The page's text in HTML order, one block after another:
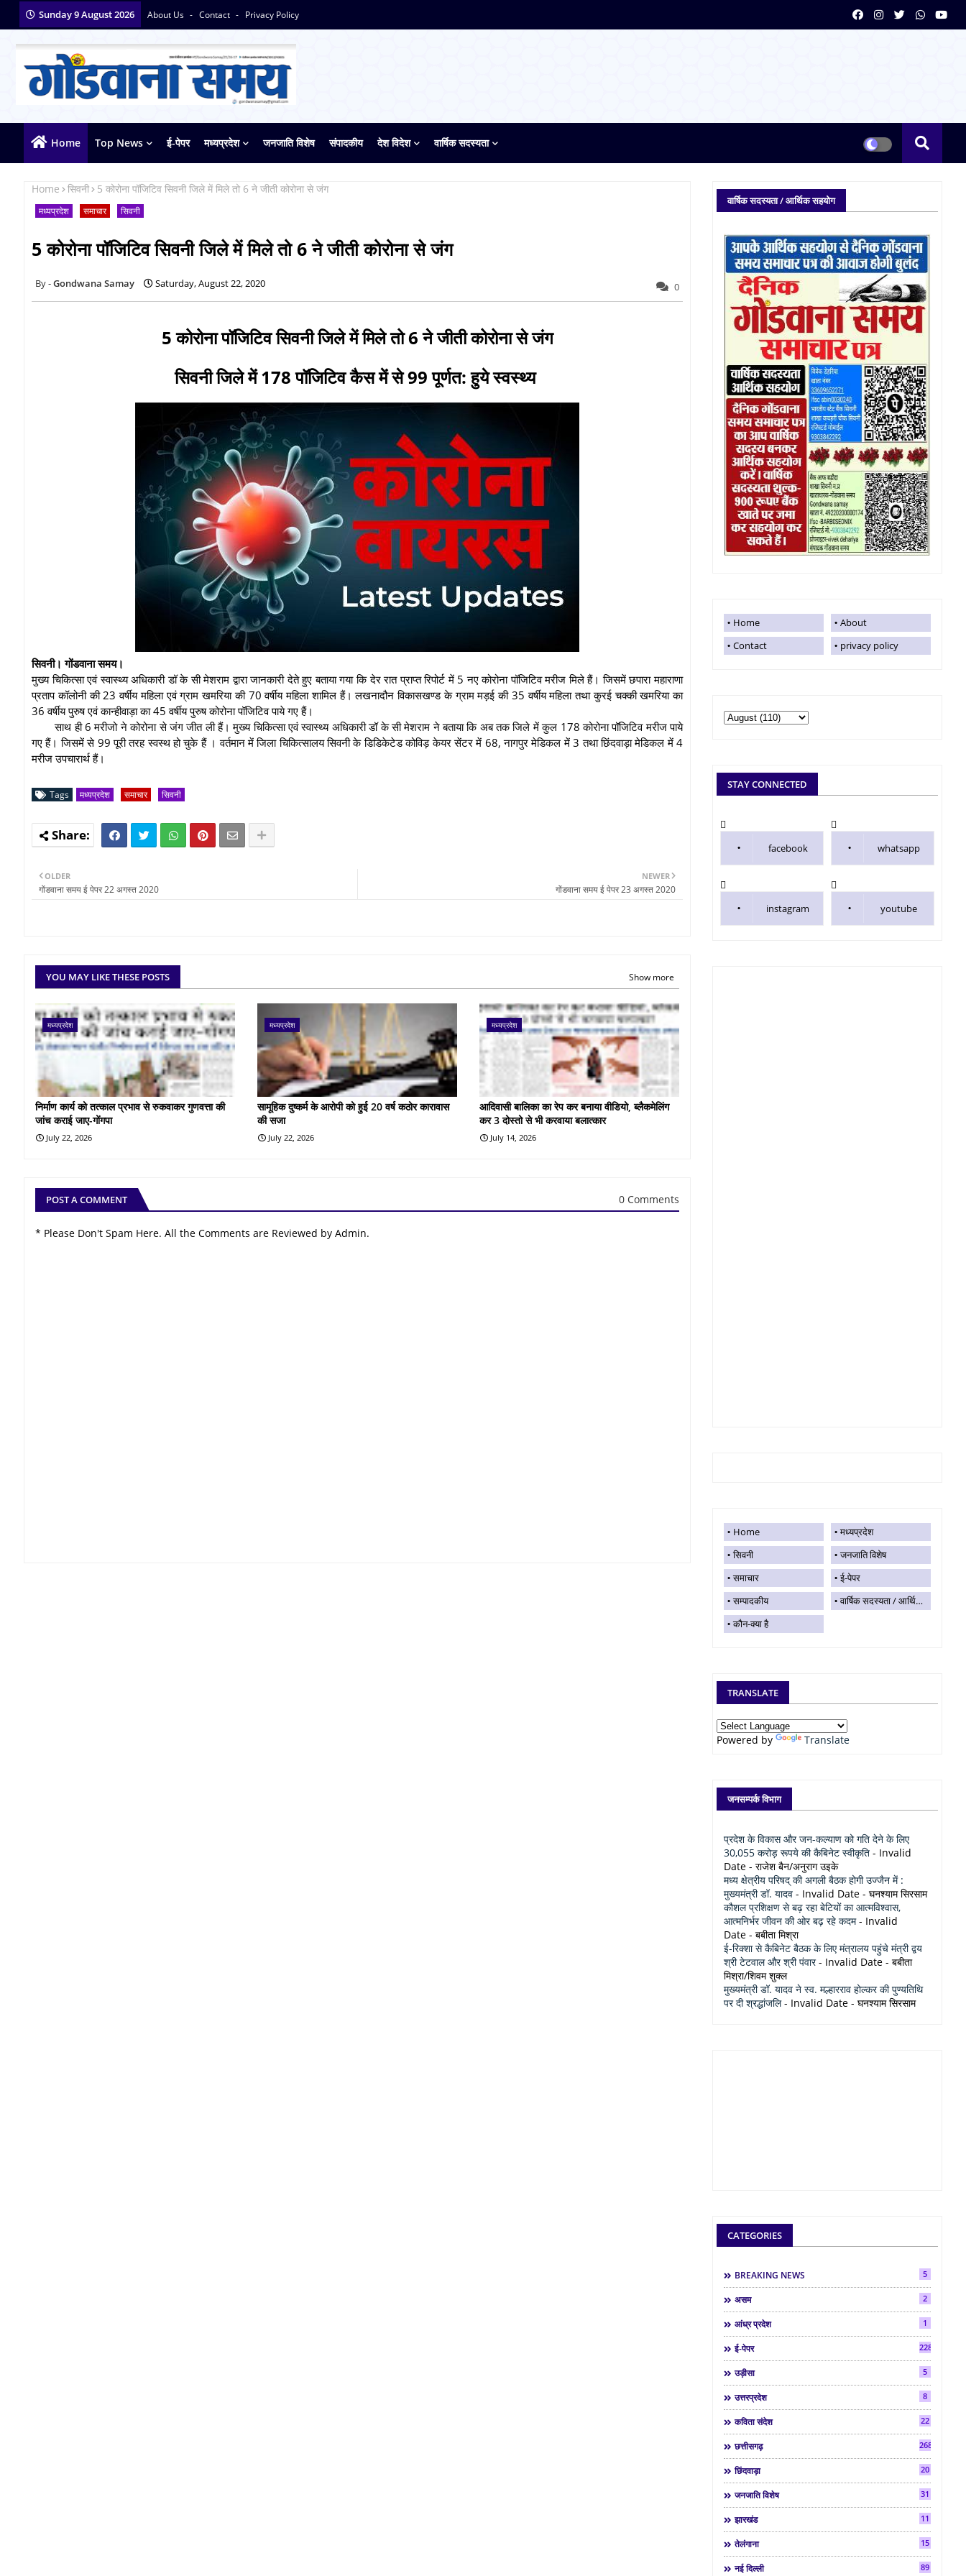
Sunday 9 August 2026 About Us Contact Privacy Policy
Home Top News ई-पेपर मध्यप्रदेश जनजाति विशेष संपादकीय देश विदेश वार्षिक सदस्यता
Home सिवनी 5 कोरोना पॉजिटिव सिवनी जिले में मिले तो 6 ने जीती कोरोना से जंग
मध्यप्रदेश समाचार सिवनी
5 कोरोना पॉजिटिव सिवनी जिले में मिले तो 6 ने जीती कोरोना से जंग
Gondwana Samay Saturday, August 22, 2020 0
5 कोरोना पॉजिटिव सिवनी जिले में मिले तो 6 ने जीती कोरोना से जंग
सिवनी जिले में 178 पॉजिटिव कैस में से 99 पूर्णत: हुये स्वस्थ्य
सिवनी। गोंडवाना समय।
मुख्य चिकित्सा एवं स्वास्थ्य अधिकारी डॉ के सी मेशराम द्वारा जानकारी देते हुए बताया गया कि देर रात प्राप्त रिपोर्ट में 5 नए कोरोना पॉजिटिव मरीज मिले हैं। जिसमें छपारा महाराणा
प्रताप कॉलोनी की 23 वर्षीय महिला एवं ग्राम खमरिया की 70 वर्षीय महिला शामिल हैं। लखनादौन विकासखण्ड के ग्राम मड़ई की 35 वर्षीय महिला तथा कुरई चक्की खमरिया का
36 वर्षीय पुरुष एवं कान्हीवाड़ा का 45 वर्षीय पुरुष कोरोना पॉजिटिव पाये गए हैं।
साथ ही 6 मरीजो ने कोरोना से जंग जीत ली हैं। मुख्य चिकित्सा एवं स्वास्थ्य अधिकारी डॉ के सी मेशराम ने बताया कि अब तक जिले में कुल 178 कोरोना पॉजिटिव मरीज पाये
गए हैं। जिसमें से 99 पूरी तरह स्वस्थ हो चुके हैं । वर्तमान में जिला चिकित्सालय सिवनी के डिडिकेटेड कोविड़ केयर सेंटर में 68, नागपुर मेडिकल में 3 तथा छिंदवाड़ा मेडिकल में 4
मरीज उपचारार्थ हैं।
Tags मध्यप्रदेश समाचार सिवनी
NEWER
गोंडवाना समय ई पेपर 23 अगस्त 2020
OLDER
गोंडवाना समय ई पेपर 22 अगस्त 2020
YOU MAY LIKE THESE POSTS Show more
मध्यप्रदेश
निर्माण कार्य को तत्काल प्रभाव से रुकवाकर गुणवत्ता की
जांच कराई जाए-गोंगपा
July 22, 2026
मध्यप्रदेश
सामूहिक दुष्कर्म के आरोपी को हुई 20 वर्ष कठोर कारावास
की सजा
July 22, 2026
मध्यप्रदेश
आदिवासी बालिका का रेप कर बनाया वीडियो, ब्लैकमेलिंग
कर 3 दोस्तो से भी करवाया बलात्कार
July 14, 2026
POST A COMMENT 0 Comments
* Please Don't Spam Here. All the Comments are Reviewed by Admin.
वार्षिक सदस्यता / आर्थिक सहयोग
Home
About
Contact
privacy policy
STAY CONNECTED
facebook whatsapp
instagram youtube
Home
मध्यप्रदेश
सिवनी
जनजाति विशेष
समाचार
ई-पेपर
सम्पादकीय
वार्षिक सदस्यता / आर्थिक सहयोग
कौन-क्या है
TRANSLATE
Powered by Translate
जनसम्पर्क विभाग
प्रदेश के विकास और जन-कल्याण को गति देने के लिए
30,055 करोड़ रूपये की कैबिनेट स्वीकृति - Invalid
Date - राजेश बैन/अनुराग उइके
मध्य क्षेत्रीय परिषद् की अगली बैठक होगी उज्जैन में :
मुख्यमंत्री डॉ. यादव - Invalid Date - घनश्याम सिरसाम
कौशल प्रशिक्षण से बढ़ रहा बेटियों का आत्मविश्वास,
आत्मनिर्भर जीवन की ओर बढ़ रहे कदम- Invalid
Date - बबीता मिश्रा
ई-रिक्शा से कैबिनेट बैठक के लिए मंत्रालय पहुंचे मंत्री द्वय
श्री टेटवाल और श्री पंवार- Invalid Date - बबीता
मिश्रा/शिवम शुक्ल
मुख्यमंत्री डॉ. यादव ने स्व. मल्हारराव होल्कर की पुण्यतिथि
पर दी श्रद्धांजलि- Invalid Date - घनश्याम सिरसाम
CATEGORIES
BREAKING NEWS 5
असम 2
आंध्र प्रदेश 1
ई-पेपर 2286
उड़ीसा 5
उत्तरप्रदेश 8
कविता संदेश 22
छत्तीसगढ़ 268
छिंदवाड़ा 20
जनजाति विशेष 31
झारखंड 11
तेलंगाना 15
नई दिल्ली 89